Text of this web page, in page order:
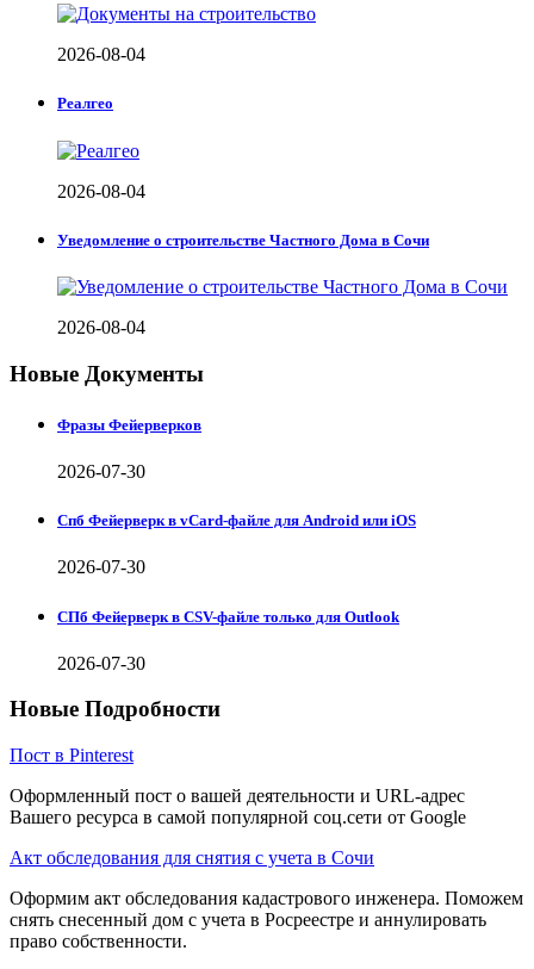
2026-08-04
Реалгео
2026-08-04
Уведомление о строительстве Частного Дома в Сочи
2026-08-04
Новые Документы
Фразы Фейерверков
2026-07-30
Спб Фейерверк в vCard-файле для Android или iOS
2026-07-30
СПб Фейерверк в CSV-файле только для Outlook
2026-07-30
Новые Подробности
Пост в Pinterest
Оформленный пост о вашей деятельности и URL-адрес
Вашего ресурса в самой популярной соц.сети от Google
Акт обследования для снятия с учета в Сочи
Оформим акт обследования кадастрового инженера. Поможем
снять снесенный дом с учета в Росреестре и аннулировать
право собственности.